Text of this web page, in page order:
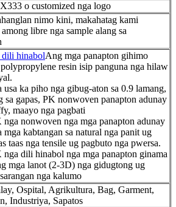
o customized nga logo
nimo kini, makahatag kami
libre nga sample alang sa
hinabolAng mga panapton gihimo
resin isip panguna nga hilaw
usa ka piho nga gibug-aton sa 0.9 lamang,
sa gapas, PK nonwoven panapton adunay
maayo nga pagbati
nonwoven nga mga panapton adunay
mga kabtangan sa natural nga panit ug
taas nga tensile ug pagbuto nga pwersa.
dili hinabol nga mga panapton ginama
mga lanot (2-3D) nga gidugtong ug
nga kalumo
Ospital, Agrikultura, Bag, Garment,
Industriya, Sapatos